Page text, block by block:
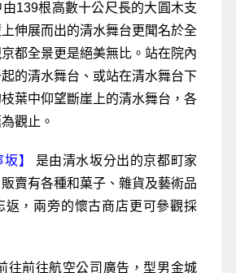
139根高數十公尺長的大圓木支
伸展而出的清水舞台更聞名於全
都全景更是絕美無比。站在院內
的清水舞台、或站在清水舞台下
葉中仰望斷崖上的清水舞台，各
觀止。
】
是由清水坂分出的京都町家
賣有各種和菓子、雜貨及藝術品
返，兩旁的懷古商店更可參觀採
往前往航空公司廣告，型男金城